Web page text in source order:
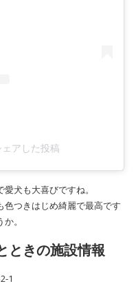
アした投稿
犬も大喜びですね。
つきはじめ綺麗で最高です
。
ときの施設情報
1